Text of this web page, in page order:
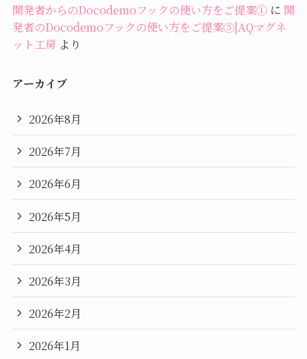
開発者からのDocodemoフックの使い方をご提案①に 開
発者のDocodemoフックの使い方をご提案⑤|AQマグネ
ット工房 より
アーカイブ
2026年8月
2026年7月
2026年6月
2026年5月
2026年4月
2026年3月
2026年2月
2026年1月